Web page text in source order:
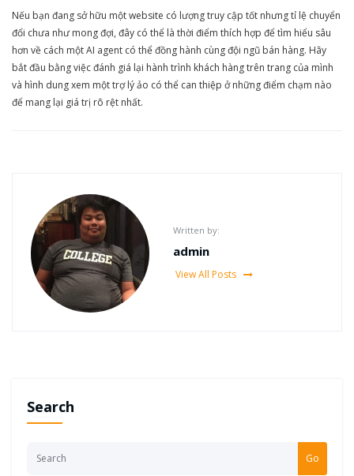
Nếu bạn đang sở hữu một website có lượng truy cập tốt nhưng tỉ lệ chuyển
đổi chưa như mong đợi, đây có thể là thời điểm thích hợp để tìm hiểu sâu
hơn về cách một AI agent có thể đồng hành cùng đội ngũ bán hàng. Hãy
bắt đầu bằng việc đánh giá lại hành trình khách hàng trên trang của mình
và hình dung xem một trợ lý ảo có thể can thiệp ở những điểm chạm nào
để mang lại giá trị rõ rệt nhất.
Written by:
admin
View All Posts
Search
Go